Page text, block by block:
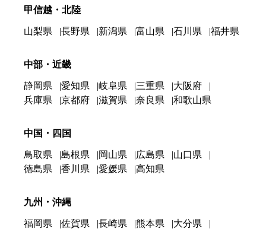
甲信越・北陸
山梨県 長野県 新潟県 富山県 石川県 福井県
中部・近畿
静岡県 愛知県 岐阜県 三重県
大阪府
兵庫県
京都府 滋賀県 奈良県 和歌山県
中国・四国
鳥取県 島根県 岡山県 広島県
山口県
徳島県
香川県 愛媛県 高知県
九州・沖縄
福岡県 佐賀県 長崎県 熊本県
大分県